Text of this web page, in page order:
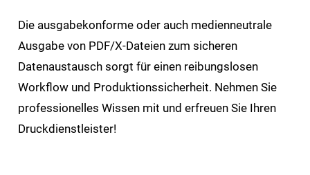
Die ausgabekonforme oder auch medienneutrale
Ausgabe von PDF/X-Dateien zum sicheren
Datenaustausch sorgt für einen reibungslosen
Workflow und Produktionssicherheit. Nehmen Sie
professionelles Wissen mit und erfreuen Sie Ihren
Druckdienstleister!